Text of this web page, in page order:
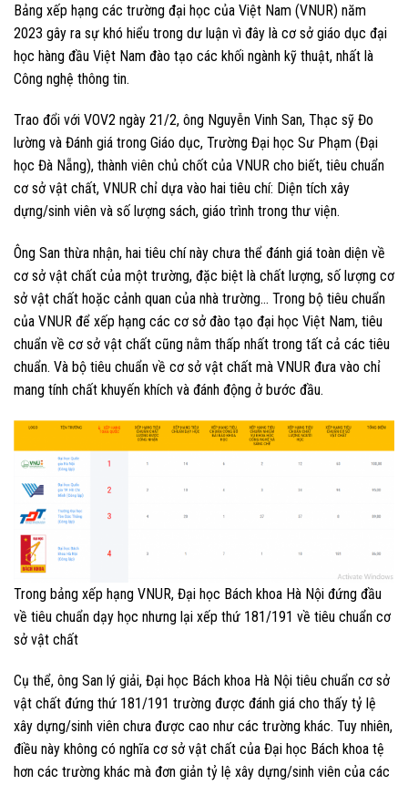
Bảng xếp hạng các trường đại học của Việt Nam (VNUR) năm
2023 gây ra sự khó hiểu trong dư luận vì đây là cơ sở giáo dục đại
học hàng đầu Việt Nam đào tạo các khối ngành kỹ thuật, nhất là
Công nghệ thông tin.
Trao đổi với VOV2 ngày 21/2, ông Nguyễn Vinh San, Thạc sỹ Đo
lường và Đánh giá trong Giáo dục, Trường Đại học Sư Phạm (Đại
học Đà Nẵng), thành viên chủ chốt của VNUR cho biết, tiêu chuẩn
cơ sở vật chất, VNUR chỉ dựa vào hai tiêu chí: Diện tích xây
dựng/sinh viên và số lượng sách, giáo trình trong thư viện.
Ông San thừa nhận, hai tiêu chí này chưa thể đánh giá toàn diện về
cơ sở vật chất của một trường, đặc biệt là chất lượng, số lượng cơ
sở vật chất hoặc cảnh quan của nhà trường… Trong bộ tiêu chuẩn
của VNUR để xếp hạng các cơ sở đào tạo đại học Việt Nam, tiêu
chuẩn về cơ sở vật chất cũng nằm thấp nhất trong tất cả các tiêu
chuẩn. Và bộ tiêu chuẩn về cơ sở vật chất mà VNUR đưa vào chỉ
mang tính chất khuyến khích và đánh động ở bước đầu.
Trong bảng xếp hạng VNUR, Đại học Bách khoa Hà Nội đứng đầu
về tiêu chuẩn dạy học nhưng lại xếp thứ 181/191 về tiêu chuẩn cơ
sở vật chất
Cụ thể, ông San lý giải, Đại học Bách khoa Hà Nội tiêu chuẩn cơ sở
vật chất đứng thứ 181/191 trường được đánh giá cho thấy tỷ lệ
xây dựng/sinh viên chưa được cao như các trường khác. Tuy nhiên,
điều này không có nghĩa cơ sở vật chất của Đại học Bách khoa tệ
hơn các trường khác mà đơn giản tỷ lệ xây dựng/sinh viên của các